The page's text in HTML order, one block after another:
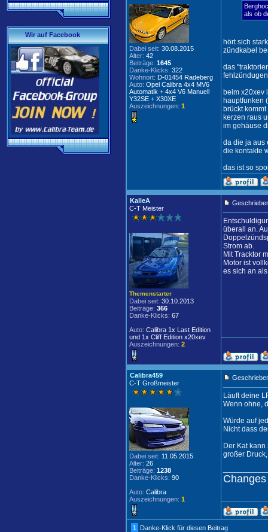
Wir auf Facebook
Dabei seit: 30.08.2015
Alter: 42
Beiträge: 1645
Danke-Klicks: 322
Wohnort: D-01454 Radeberg
Auto: Opel Calibra 4x4 MV6
Automatik + 4x4 V6 Manuell
Y32SE + X30XE
Auszeichnungen: 1
als ob
hört sich
zündkabel
das
beim x20xev
hauptfunken
brückt
kerzen raus
im gehäuse
da die ja aus
die kontakte
das ist so
KalleA
C-T Meister
Themenstarter
Dabei seit: 30.10.2013
Beiträge: 366
Danke-Klicks: 67
Auto: Calibra 1x Last Edition
und 1x Cliff Edition x20xev
Auszeichnungen: 2
überall an.
Strom ab.
Mit Tracktor
Motor ist
es sich an
Calibra459
C-T Großmeister
Dabei seit: 11.05.2015
Alter: 26
Beiträge: 1238
Danke-Klicks: 90
Auto: Calibra
Auszeichnungen: 1
Läuft deine
Wenn ohne,
Würde auf
Nicht dass
Der Kat
großer
1 Danke-Klick für diesen Beitrag